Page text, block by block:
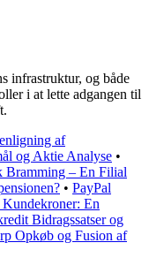
infrastruktur, og både
i at lette adgangen til
af
og Aktie Analyse •
Bramming – En Filial
• PayPal
En
Bidragssatser og
Opkøb og Fusion af